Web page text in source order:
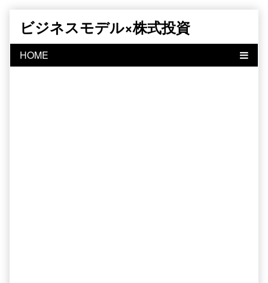
content
ビジネスモデル×株式投資